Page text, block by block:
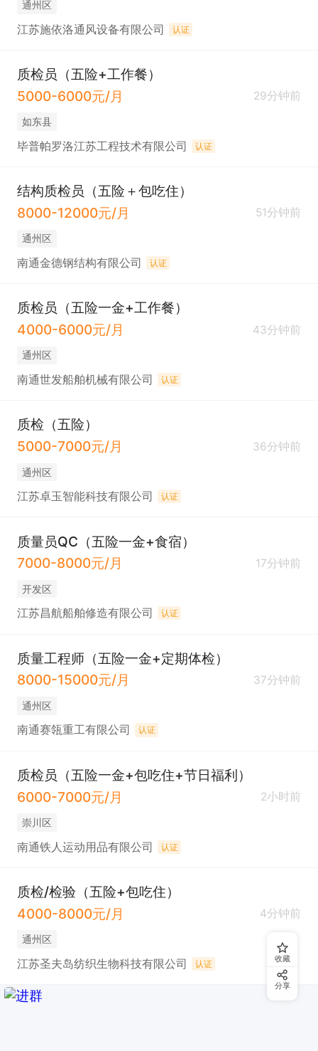
通州区
江苏施依洛通风设备有限公司 认证
质检员（五险+工作餐）
5000-6000元/月
29分钟前
如东县
毕普帕罗洛江苏工程技术有限公司 认证
结构质检员（五险＋包吃住）
8000-12000元/月
51分钟前
通州区
南通金德钢结构有限公司 认证
质检员（五险一金+工作餐）
4000-6000元/月
43分钟前
通州区
南通世发船舶机械有限公司 认证
质检（五险）
5000-7000元/月
36分钟前
通州区
江苏卓玉智能科技有限公司 认证
质量员QC（五险一金+食宿）
7000-8000元/月
17分钟前
开发区
江苏昌航船舶修造有限公司 认证
质量工程师（五险一金+定期体检）
8000-15000元/月
37分钟前
通州区
南通赛瓴重工有限公司 认证
质检员（五险一金+包吃住+节日福利）
6000-7000元/月
2小时前
崇川区
南通铁人运动用品有限公司 认证
质检/检验（五险+包吃住）
4000-8000元/月
4分钟前
通州区
江苏圣夫岛纺织生物科技有限公司 认证 收藏
分享